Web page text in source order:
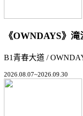
《OWNDAYS》
B1青春大道 /
2026.08.07~2026.09.30